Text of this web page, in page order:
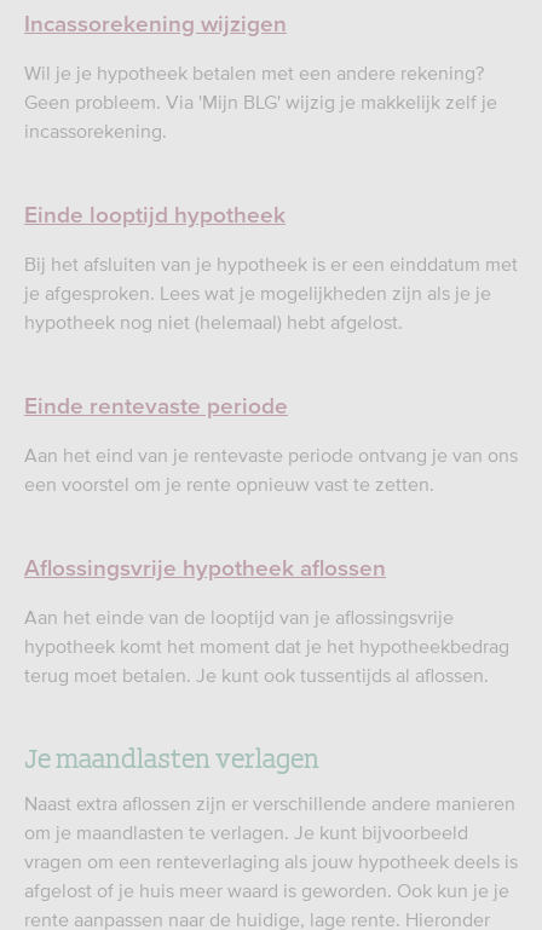
Incassorekening wijzigen
Wil je je hypotheek betalen met een andere rekening?
Geen probleem. Via 'Mijn BLG' wijzig je makkelijk zelf je
incassorekening.
Einde looptijd hypotheek
Bij het afsluiten van je hypotheek is er een einddatum met
je afgesproken. Lees wat je mogelijkheden zijn als je je
hypotheek nog niet (helemaal) hebt afgelost.
Einde rentevaste periode
Aan het eind van je rentevaste periode ontvang je van ons
een voorstel om je rente opnieuw vast te zetten.
Aflossingsvrije hypotheek aflossen
Aan het einde van de looptijd van je aflossingsvrije
hypotheek komt het moment dat je het hypotheekbedrag
terug moet betalen. Je kunt ook tussentijds al aflossen.
Je maandlasten verlagen
Naast extra aflossen zijn er verschillende andere manieren
om je maandlasten te verlagen. Je kunt bijvoorbeeld
vragen om een renteverlaging als jouw hypotheek deels is
afgelost of je huis meer waard is geworden. Ook kun je je
rente aanpassen naar de huidige, lage rente. Hieronder